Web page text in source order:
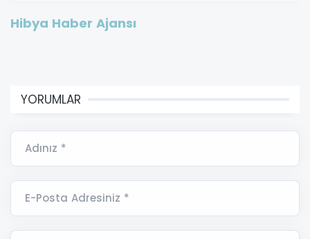
Hibya Haber Ajansı
YORUMLAR
Adınız *
E-Posta Adresiniz *